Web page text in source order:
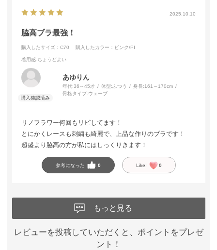
2025.10.10
脇高ブラ最強！
購入したサイズ：C70 購入したカラー：ピンク/PI
着用感:ちょうどよい
あゆりん
年代:36～45才 体型:ふつう 身長:161～170cm
骨格タイプ:ウェーブ
リノフラワー何回もリピしてます！
とにかくレースも刺繍も綺麗で、上品な作りのブラです！
超盛より脇高の方が私にはしっくりきます！
参考になった 0 Like! 0
もっと見る
レビューを投稿していただくと、ポイントをプレゼ
ント！